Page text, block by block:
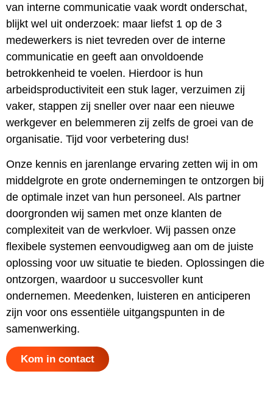
van interne communicatie vaak wordt onderschat,
blijkt wel uit onderzoek: maar liefst 1 op de 3
medewerkers is niet tevreden over de interne
communicatie en geeft aan onvoldoende
betrokkenheid te voelen. Hierdoor is hun
arbeidsproductiviteit een stuk lager, verzuimen zij
vaker, stappen zij sneller over naar een nieuwe
werkgever en belemmeren zij zelfs de groei van de
organisatie. Tijd voor verbetering dus!
Onze kennis en jarenlange ervaring zetten wij in om
middelgrote en grote ondernemingen te ontzorgen bij
de optimale inzet van hun personeel. Als partner
doorgronden wij samen met onze klanten de
complexiteit van de werkvloer. Wij passen onze
flexibele systemen eenvoudigweg aan om de juiste
oplossing voor uw situatie te bieden. Oplossingen die
ontzorgen, waardoor u succesvoller kunt
ondernemen. Meedenken, luisteren en anticiperen
zijn voor ons essentiële uitgangspunten in de
samenwerking.
Kom in contact